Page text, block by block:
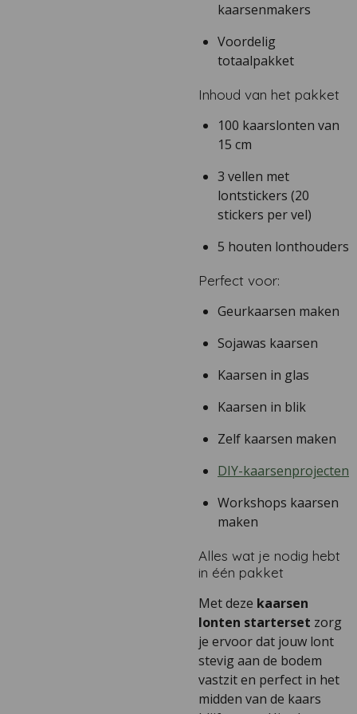
kaarsenmakers
Voordelig
totaalpakket
Inhoud van het pakket
100 kaarslonten van
15 cm
3 vellen met
lontstickers (20
stickers per vel)
5 houten lonthouders
Perfect voor:
Geurkaarsen maken
Sojawas kaarsen
Kaarsen in glas
Kaarsen in blik
Zelf kaarsen maken
DIY-kaarsenprojecten
Workshops kaarsen
maken
Alles wat je nodig hebt
in één pakket
Met deze kaarsen
lonten starterset zorg
je ervoor dat jouw lont
stevig aan de bodem
vastzit en perfect in het
midden van de kaars